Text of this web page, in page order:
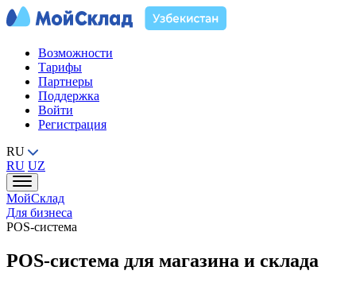
Возможности
Тарифы
Партнеры
Поддержка
Войти
Регистрация
RU
RU UZ
МойСклад
Для бизнеса
POS-система
POS-система для магазина и склада